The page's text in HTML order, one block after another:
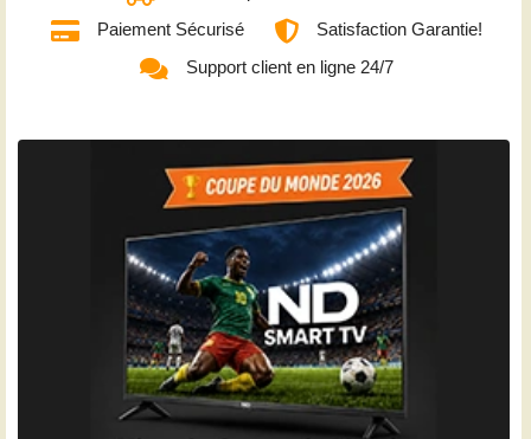
Paiement Sécurisé
Satisfaction Garantie!
Support client en ligne 24/7